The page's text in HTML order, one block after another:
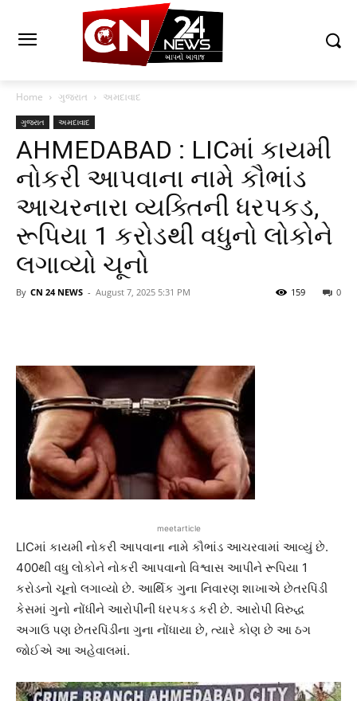
Home ગુજરાત અમદાવાદ
ગુજરાત અમદાવાદ
AHMEDABAD : LICમાં કાયમી
નોકરી આપવાના નામે કૌભાંડ
આચરનારા વ્યક્તિની ધરપકડ,
રૂપિયા 1 કરોડથી વધુનો લોકોને
લગાવ્યો ચૂનો
By CN 24 NEWS - August 7, 2025 5:31 PM 0
159
meetarticle
LICમાં કાયમી નોકરી આપવાના નામે કૌભાંડ આચરવામાં આવ્યું છે.
400થી વધુ લોકોને નોકરી આપવાનો વિશ્વાસ આપીને રૂપિયા 1
કરોડનો ચૂનો લગાવ્યો છે. આર્થિક ગુના નિવારણ શાખાએ છેતરપિંડી
કેસમાં ગુનો નોંધીને આરોપીની ધરપકડ કરી છે. આરોપી વિરુદ્ધ
અગાઉ પણ છેતરપિંડીના ગુના નોંધાયા છે, ત્યારે કોણ છે આ ઠગ
જોઈએ આ અહેવાલમાં.